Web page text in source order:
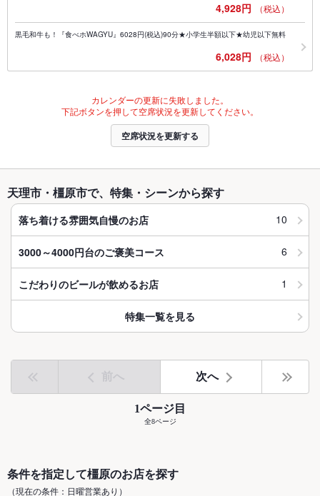
4,928円 （税込）
黒毛和牛も！『食べホWAGYU』6028円(税込)90分★小学生半額以下★幼児以下無料
6,028円 （税込）
カレンダーの更新に失敗しました。
下記ボタンを押して空席状況を更新してください。
空席状況を更新する
天理市・橿原市で、特集・シーンから探す
落ち着ける雰囲気自慢のお店 10
3000～4000円台のご褒美コース 6
こだわりのビールが飲めるお店 1
特集一覧を見る
前へ 次へ
1ページ目
全8ページ
条件を指定して橿原のお店を探す
（現在の条件：日曜営業あり）